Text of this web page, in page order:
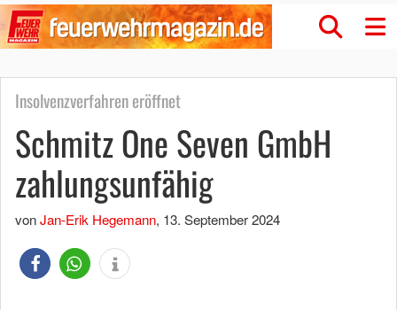
Insolvenzverfahren eröffnet
Schmitz One Seven GmbH
zahlungsunfähig
vonJan-Erik Hegemann, 13. September 2024